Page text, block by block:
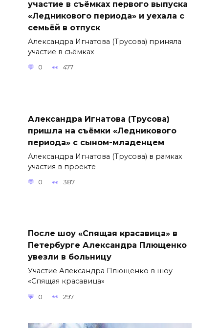
участие в съёмках первого выпуска
«Ледникового периода» и уехала с
семьёй в отпуск
Александра Игнатова (Трусова) приняла
участие в съёмках
0 477
Александра Игнатова (Трусова)
пришла на съёмки «Ледникового
периода» с сыном-младенцем
Александра Игнатова (Трусова) в рамках
участия в проекте
0 387
После шоу «Спящая красавица» в
Петербурге Александра Плющенко
увезли в больницу
Участие Александра Плющенко в шоу
«Спящая красавица»
0 297